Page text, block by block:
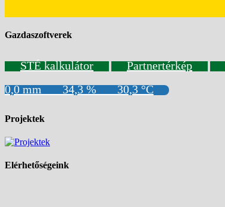
Gazdaszoftverek
STÉ kalkulátor Partnertérkép
0,0 mm34,3 %30,3 °C
Projektek
Elérhetőségeink